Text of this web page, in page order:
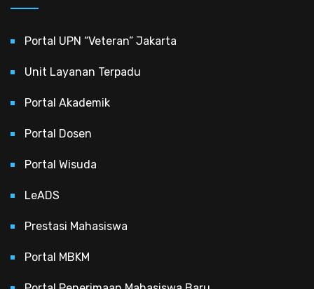
Portal UPN “Veteran” Jakarta
Unit Layanan Terpadu
Portal Akademik
Portal Dosen
Portal Wisuda
LeADS
Prestasi Mahasiswa
Portal MBKM